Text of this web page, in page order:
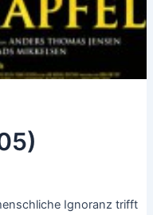
Ignoranz trifft